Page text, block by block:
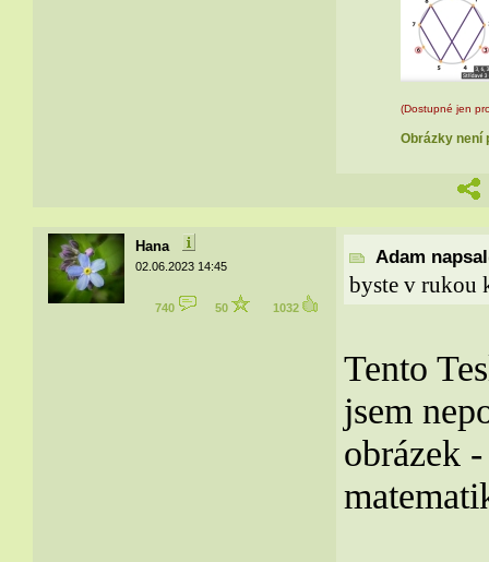
(Dostupné jen
Obrázky není
Hana
02.06.2023 14:45
740 50 1032
Adam
byste v rukou
Tento
jsem
obrázek